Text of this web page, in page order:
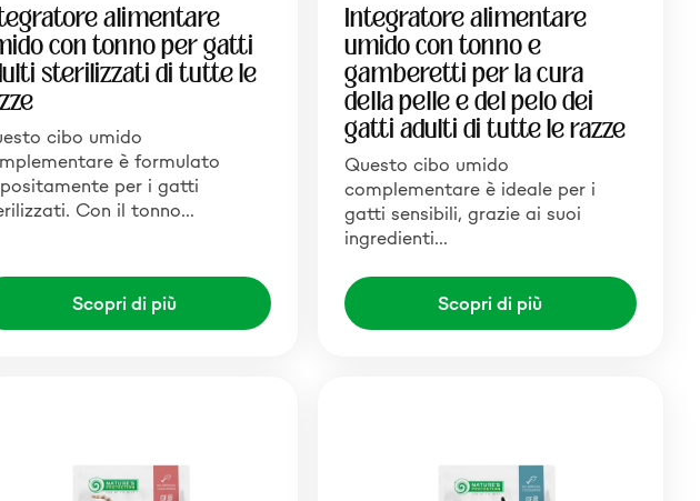
alimentare
con tonno per gatti
sterilizzati di tutte le
cibo umido
è formulato
per i gatti
Con il tonno…
Scopri di più
Integratore alimentare
umido con tonno e
gamberetti per la cura
della pelle e del pelo dei
gatti adulti di tutte le razze
Questo cibo umido
complementare è ideale per i
gatti sensibili, grazie ai suoi
ingredienti…
Scopri di più